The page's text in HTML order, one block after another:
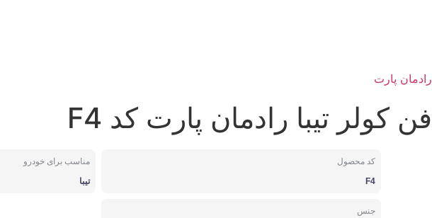
رادمان پارت
فن کولر تیبا رادمان پارت کد F4
کد محصول
F4
مناسب برای خودرو
تیبا
جنس